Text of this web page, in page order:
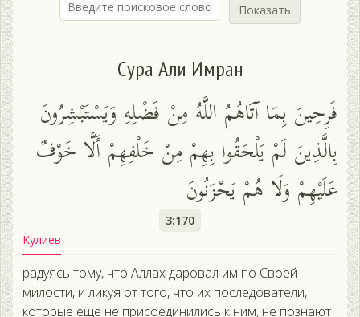
Показать
Сура Али Имран
فَرِحِينَ بِمَا آتَاهُمُ اللَّهُ مِنْ فَضْلِهِ وَيَسْتَبْشِرُونَ
بِالَّذِينَ لَمْ يَلْحَقُوا بِهِمْ مِنْ خَلْفِهِمْ أَلَّا خَوْفٌ
عَلَيْهِمْ وَلَا هُمْ يَحْزَنُونَ
3:170
Кулиев
радуясь тому, что Аллах даровал им по Своей
милости, и ликуя от того, что их последователи,
которые еще не присоединились к ним, не познают